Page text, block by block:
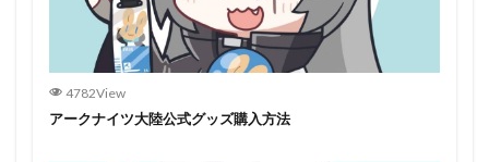
4782View
アークナイツ大陸公式グッズ購入方法